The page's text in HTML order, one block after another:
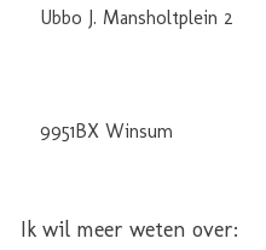
Ubbo J. Mansholtplein 2
9951BX Winsum
Ik wil meer weten over: